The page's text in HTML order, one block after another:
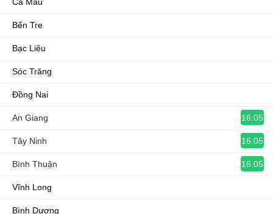
Cà Mau
Bến Tre
Bạc Liêu
Sóc Trăng
Đồng Nai
An Giang 16:05
Tây Ninh 16:05
Bình Thuận 16:05
Vĩnh Long
Bình Dương